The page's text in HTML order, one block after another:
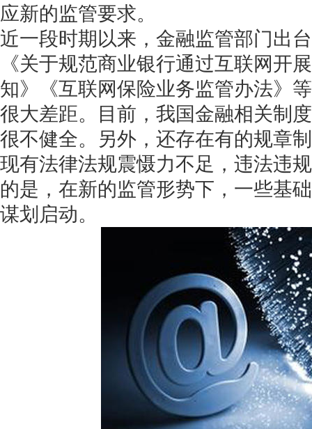
应新的监管要求。
近一段时期以来，金融监管部门出
《关于规范商业银行通过互联网开
知》《互联网保险业务监管办法》
很大差距。目前，我国金融相关制
很不健全。另外，还存在有的规章
现有法律法规震慑力不足，违法违
的是，在新的监管形势下，一些基
谋划启动。
1万个想法不如1次的方案落地
扫码添加[商务总监]沟通方案
扫码沟通